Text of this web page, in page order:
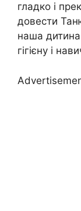
гладко і
довести
наша
гігієну і